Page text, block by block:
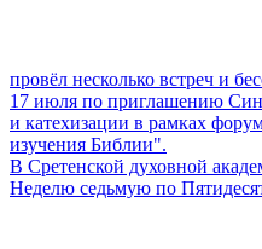
провёл несколько встреч и
17 июля по приглашению
и катехизации в рамках
изучения Библии".
В Сретенской духовной
Неделю седьмую по